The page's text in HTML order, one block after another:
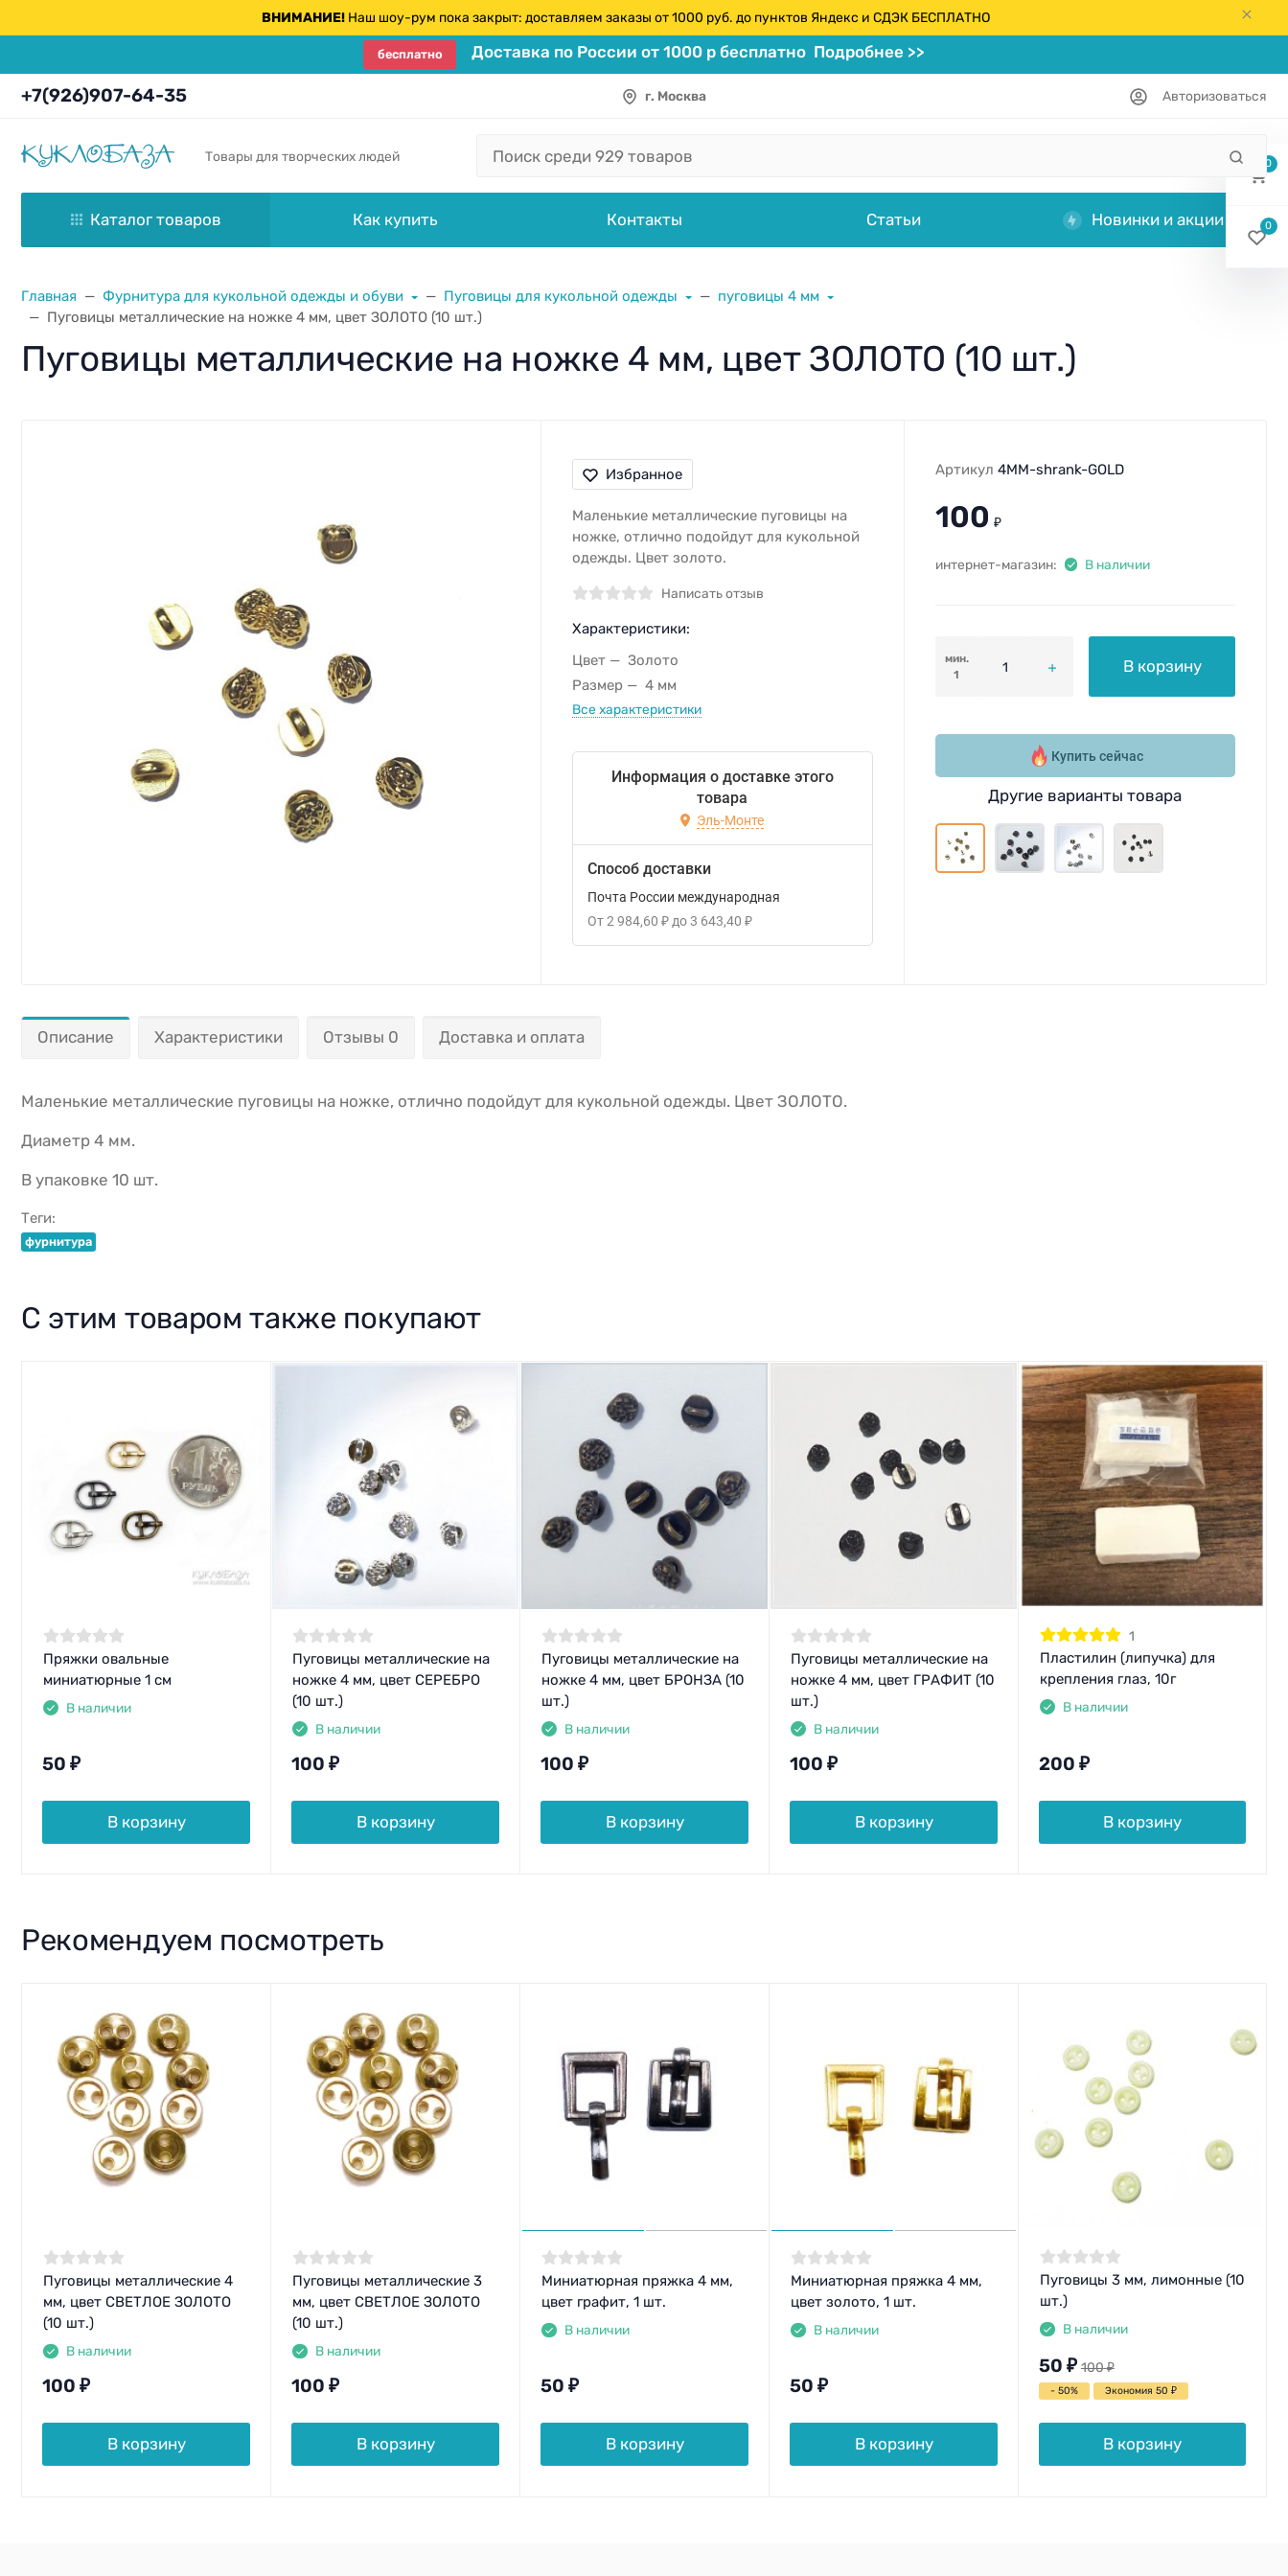
ВНИМАНИЕ!Наш шоу-рум пока закрыт: доставляем заказы от 1000 руб. до пунктов Яндекс и СДЭК БЕСПЛАТНО
бесплатно Доставка по России от 1000 р бесплатно Подробнее >>
+7(926)907-64-35 г. Москва Авторизоваться
Товары для творческих людей
Каталог товаров Как купить Контакты Статьи Новинки и акции
Главная Фурнитура для кукольной одежды и обуви Пуговицы для кукольной одежды
пуговицы 4 мм
Пуговицы металлические на ножке 4 мм, цвет ЗОЛОТО (10 шт.)
Пуговицы металлические на ножке 4 мм, цвет ЗОЛОТО (10 шт.)
Избранное
Маленькие металлические пуговицы на
ножке, отлично подойдут для кукольной
одежды. Цвет золото.
Написать отзыв
Характеристики:
Цвет
Золото
Размер
4 мм
Все характеристики
Информация о доставке этого
товара
Эль-Монте
Способ доставки
Почта России международная
От
2 984,60 ₽до 3 643,40 ₽
Артикул 4MM-shrank-GOLD
100 ₽
интернет-магазин: В наличии
мин.
1
В корзину
Купить сейчас
Другие варианты товара
Описание Характеристики Отзывы 0 Доставка и оплата
Маленькие металлические пуговицы на ножке, отлично подойдут для кукольной одежды. Цвет ЗОЛОТО.
Диаметр 4 мм.
В упаковке 10 шт.
Теги:
фурнитура
С этим товаром также покупают
Пряжки овальные
миниатюрные 1 см
В наличии
50 ₽
В корзину
Пуговицы металлические на
ножке 4 мм, цвет СЕРЕБРО
(10 шт.)
В наличии
100 ₽
В корзину
Пуговицы металлические на
ножке 4 мм, цвет БРОНЗА (10
шт.)
В наличии
100 ₽
В корзину
Пуговицы металлические на
ножке 4 мм, цвет ГРАФИТ (10
шт.)
В наличии
100 ₽
В корзину
1
Пластилин (липучка) для
крепления глаз, 10г
В наличии
200 ₽
В корзину
Рекомендуем посмотреть
Пуговицы металлические 4
мм, цвет СВЕТЛОЕ ЗОЛОТО
(10 шт.)
В наличии
100 ₽
В корзину
Пуговицы металлические 3
мм, цвет СВЕТЛОЕ ЗОЛОТО
(10 шт.)
В наличии
100 ₽
В корзину
Миниатюрная пряжка 4 мм,
цвет графит, 1 шт.
В наличии
50 ₽
В корзину
Миниатюрная пряжка 4 мм,
цвет золото, 1 шт.
В наличии
50 ₽
В корзину
Пуговицы 3 мм, лимонные (10
шт.)
В наличии
50 ₽ 100₽
- 50% Экономия 50 ₽
В корзину
0
0